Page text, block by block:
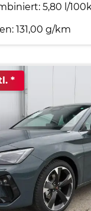
5,80 l/
131,00 g/km